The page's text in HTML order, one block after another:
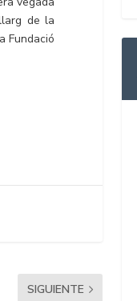
de la
Fundació
SIGUIENTE